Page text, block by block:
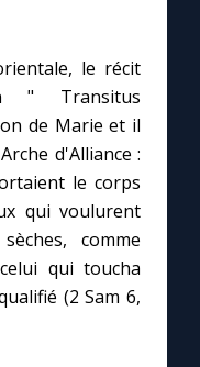
le récit
" Transitus
de Marie et il
d'Alliance :
le corps
qui voulurent
comme
qui toucha
(2 Sam 6,